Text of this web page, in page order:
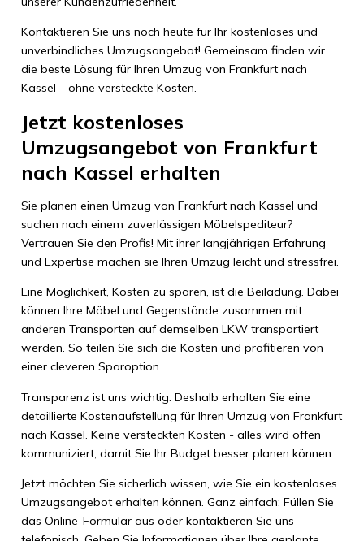
Kontaktieren Sie uns noch heute für Ihr kostenloses und
unverbindliches Umzugsangebot! Gemeinsam finden wir
die beste Lösung für Ihren Umzug von Frankfurt nach
Kassel – ohne versteckte Kosten.
Jetzt kostenloses
Umzugsangebot von Frankfurt
nach Kassel erhalten
Sie planen einen Umzug von Frankfurt nach Kassel und
suchen nach einem zuverlässigen Möbelspediteur?
Vertrauen Sie den Profis! Mit ihrer langjährigen Erfahrung
und Expertise machen sie Ihren Umzug leicht und stressfrei.
Eine Möglichkeit, Kosten zu sparen, ist die Beiladung. Dabei
können Ihre Möbel und Gegenstände zusammen mit
anderen Transporten auf demselben LKW transportiert
werden. So teilen Sie sich die Kosten und profitieren von
einer cleveren Sparoption.
Transparenz ist uns wichtig. Deshalb erhalten Sie eine
detaillierte Kostenaufstellung für Ihren Umzug von Frankfurt
nach Kassel. Keine versteckten Kosten - alles wird offen
kommuniziert, damit Sie Ihr Budget besser planen können.
Jetzt möchten Sie sicherlich wissen, wie Sie ein kostenloses
Umzugsangebot erhalten können. Ganz einfach: Füllen Sie
das Online-Formular aus oder kontaktieren Sie uns